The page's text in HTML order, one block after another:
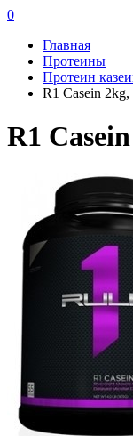
0
Главная
Протеины
Протеин
R1 Casein
R1